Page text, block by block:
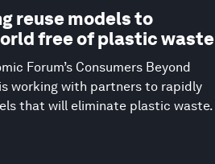
reuse models to
free of plastic waste
Forum’s Consumers Beyond
working with partners to rapidly
that will eliminate plastic waste.